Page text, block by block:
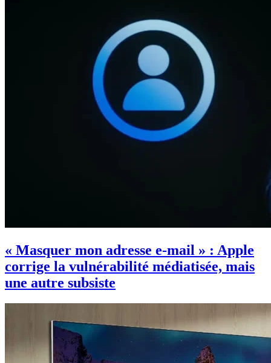
« Masquer mon adresse e-mail » : Apple
corrige la vulnérabilité médiatisée, mais
une autre subsiste